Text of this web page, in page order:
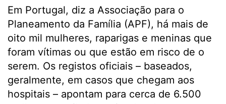
Em Portugal, diz a Associação para o
Planeamento da Família (APF), há mais de
oito mil mulheres, raparigas e meninas que
foram vítimas ou que estão em risco de o
serem. Os registos oficiais – baseados,
geralmente, em casos que chegam aos
hospitais – apontam para cerca de 6.500